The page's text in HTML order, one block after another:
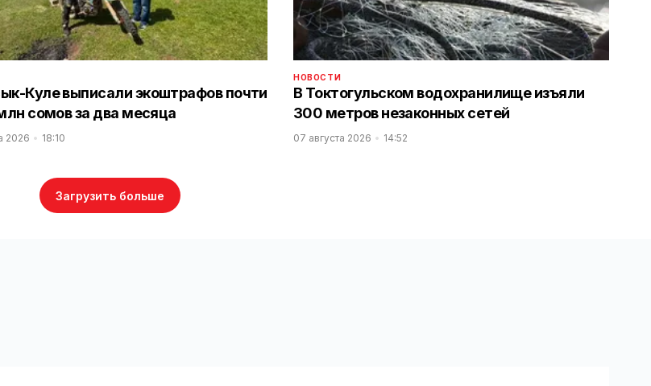
Куле выписали экоштрафов почти
сомов за два месяца
2026 18:10
НОВОСТИ
В Токтогульском водохранилище изъяли
300 метров незаконных сетей
07 августа 2026 14:52
Загрузить больше